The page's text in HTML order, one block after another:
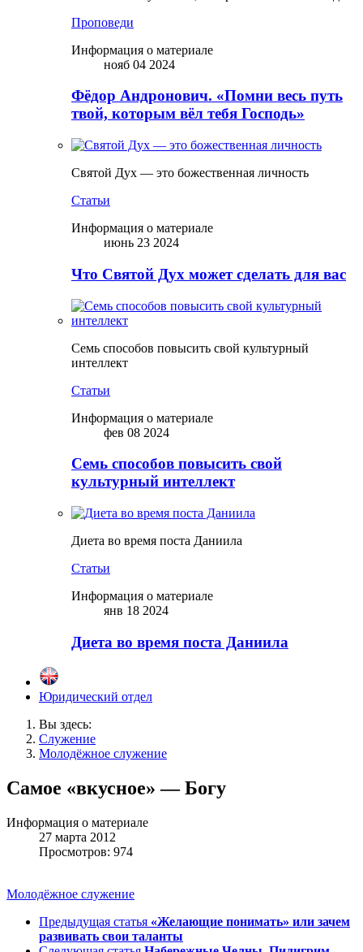
Проповеди
Информация о материале
нояб 04 2024
Фёдор Андронович. «Помни весь путь
твой, которым вёл тебя Господь»
Святой Дух — это божественная личность
Статьи
Информация о материале
июнь 23 2024
Что Святой Дух может сделать для вас
Семь способов повысить свой культурный
интеллект
Статьи
Информация о материале
фев 08 2024
Семь способов повысить свой
культурный интеллект
Диета во время поста Даниила
Статьи
Информация о материале
янв 18 2024
Диета во время поста Даниила
Юридический отдел
Вы здесь:
Служение
Молодёжное служение
Самое «вкусное» — Богу
Информация о материале
27 марта 2012
Просмотров: 974
Молодёжное служение
Предыдущая статья «Желающие понимать» или зачем
развивать свои таланты